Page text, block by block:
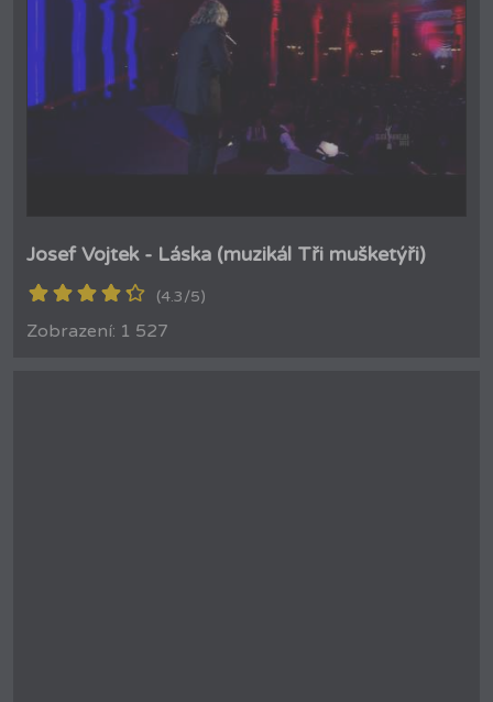
Josef Vojtek - Láska (muzikál Tři mušketýři)
(4.3/5)
Zobrazení: 1 527